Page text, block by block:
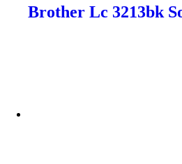
Brother Lc 3213bk